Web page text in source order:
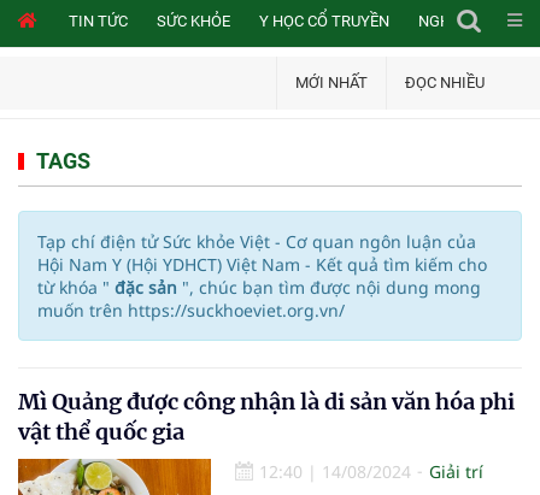
TIN TỨC SỨC KHỎE Y HỌC CỔ TRUYỀN NGHIÊN CỨU
MỚI NHẤT ĐỌC NHIỀU
TAGS
Tạp chí điện tử Sức khỏe Việt - Cơ quan ngôn luận của
Hội Nam Y (Hội YDHCT) Việt Nam - Kết quả tìm kiếm cho
từ khóa " đặc sản ", chúc bạn tìm được nội dung mong
muốn trên https://suckhoeviet.org.vn/
Mì Quảng được công nhận là di sản văn hóa phi
vật thể quốc gia
12:40 | 14/08/2024
Giải trí